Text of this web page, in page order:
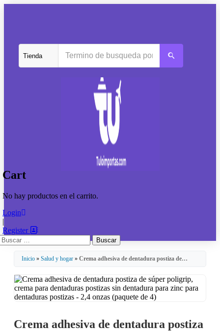
Cart
No hay productos en el carrito.
Login
|
Register
Inicio » Salud y hogar » Crema adhesiva de dentadura postiza de…
Crema adhesiva de dentadura postiza